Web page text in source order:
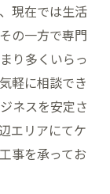
現在では生活
の一方で専門
り多くいらっ
軽に相談でき
ネスを安定さ
エリアにてケ
事を承ってお